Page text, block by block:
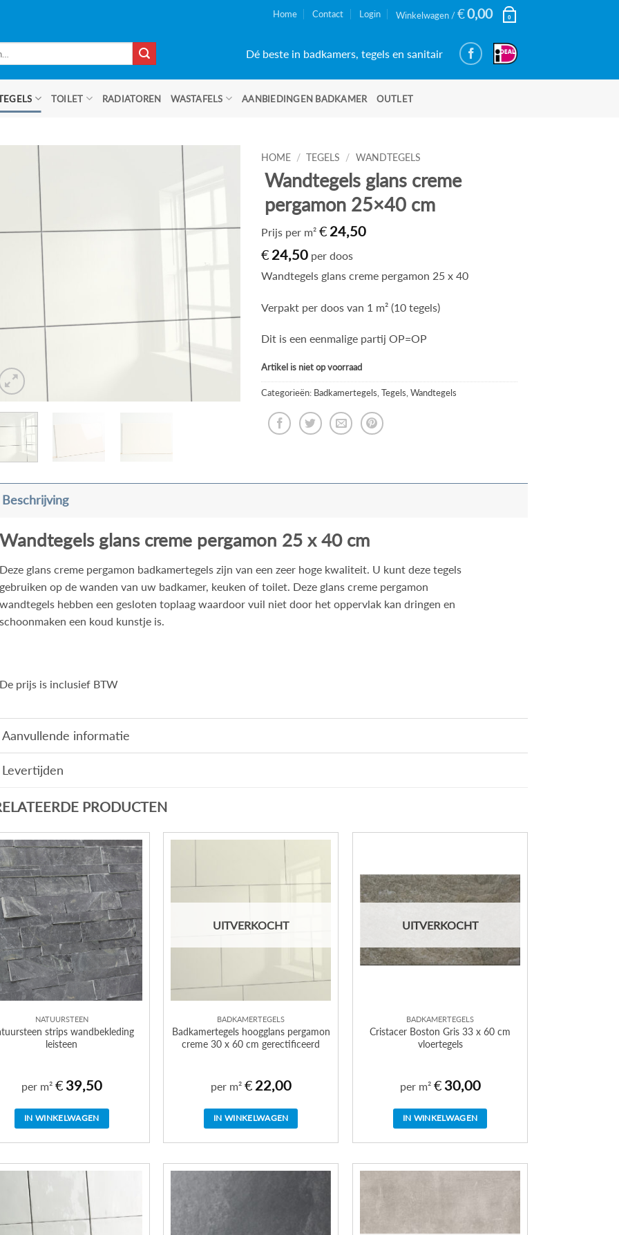
Home Contact Login Winkelwagen /€0,00 0
Dé beste in badkamers, tegels en sanitair
TOILET RADIATOREN WASTAFELS AANBIEDINGEN BADKAMER OUTLET
HOME / TEGELS / WANDTEGELS
Wandtegels glans creme
pergamon 25×40 cm
Prijs per m²€ 24,50
€ 24,50 per doos
Wandtegels glans creme pergamon 25 x 40
Verpakt per doos van 1 m² (10 tegels)
Dit is een eenmalige partij OP=OP
Artikel is niet op voorraad
Categorieën: Badkamertegels ,Tegels ,Wandtegels
Beschrijving
Wandtegels glans creme pergamon 25 x 40 cm
Deze glans creme pergamon badkamertegels zijn van een zeer hoge kwaliteit. U kunt deze tegels
gebruiken op de wanden van uw badkamer, keuken of toilet. Deze glans creme pergamon
wandtegels hebben een gesloten toplaag waardoor vuil niet door het oppervlak kan dringen en
schoonmaken een koud kunstje is.
De prijs is inclusief BTW
Aanvullende informatie
Levertijden
PRODUCTEN
NATUURSTEEN
strips wandbekleding
leisteen
per m² € 39,50
IN WINKELWAGEN
UITVERKOCHT
BADKAMERTEGELS
Badkamertegels hoogglans pergamon
creme 30 x 60 cm gerectificeerd
per m² € 22,00
IN WINKELWAGEN
UITVERKOCHT
BADKAMERTEGELS
Cristacer Boston Gris 33 x 60 cm
vloertegels
per m² € 30,00
IN WINKELWAGEN